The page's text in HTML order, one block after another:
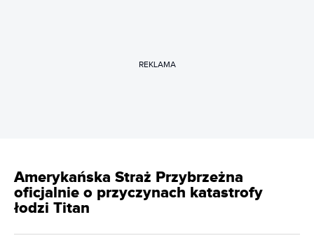
REKLAMA
Amerykańska Straż Przybrzeżna
oficjalnie o przyczynach katastrofy
łodzi Titan